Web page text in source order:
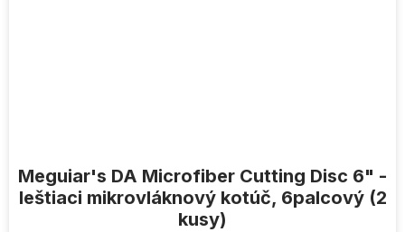
Meguiar's DA Microfiber Cutting Disc 6" -
leštiaci mikrovláknový kotúč, 6palcový (2
kusy)